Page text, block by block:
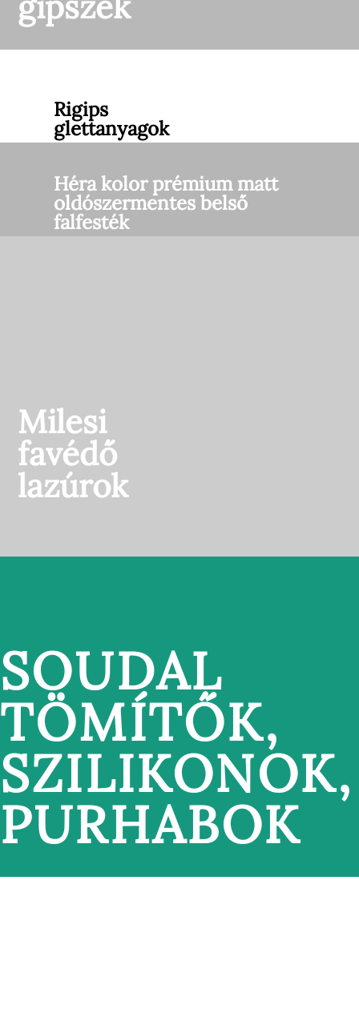
Rigips
glettanyagok
Héra kolor prémium matt
oldószermentes belső
falfesték
Milesi
favédő
lazúrok
SOUDAL
TÖMÍTŐK,
SZILIKONOK,
PURHABOK